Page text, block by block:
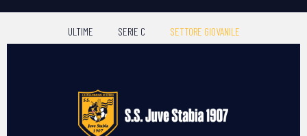
ULTIME SERIE C SETTORE GIOVANILE